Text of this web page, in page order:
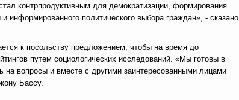
контрпродуктивным для демократизации, формирования
информированного политического выбора граждан», - сказано
к посольству предложением, чтобы на время до
путем социологических исследований. «Мы готовы в
на вопросы и вместе с другими заинтересованными лицами
Бассу.